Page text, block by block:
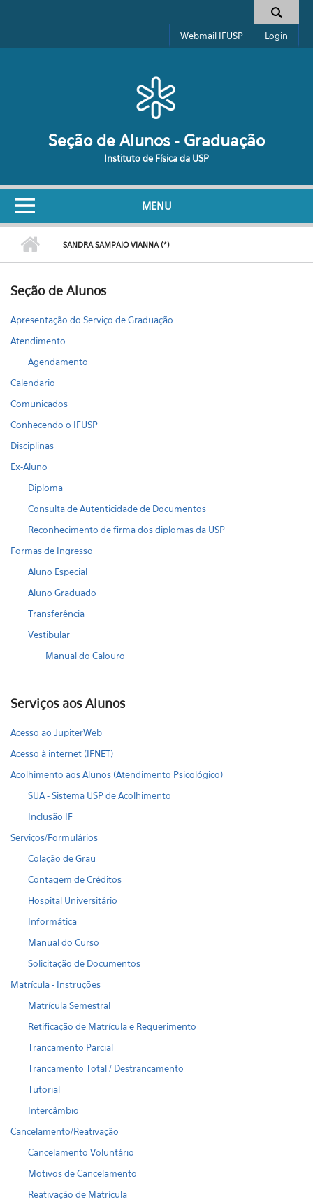
Formulário de busca
Webmail IFUSP Login
Seção de Alunos - Graduação
Instituto de Física da USP
MENU
SANDRA SAMPAIO VIANNA (*)
Seção de Alunos
Apresentação do Serviço de Graduação
Atendimento
Agendamento
Calendario
Comunicados
Conhecendo o IFUSP
Disciplinas
Ex-Aluno
Diploma
Consulta de Autenticidade de Documentos
Reconhecimento de firma dos diplomas da USP
Formas de Ingresso
Aluno Especial
Aluno Graduado
Transferência
Vestibular
Manual do Calouro
Serviços aos Alunos
Acesso ao JupiterWeb
Acesso à internet (IFNET)
Acolhimento aos Alunos (Atendimento Psicológico)
SUA - Sistema USP de Acolhimento
Inclusão IF
Serviços/Formulários
Colação de Grau
Contagem de Créditos
Hospital Universitário
Informática
Manual do Curso
Solicitação de Documentos
Matrícula - Instruções
Matrícula Semestral
Retificação de Matrícula e Requerimento
Trancamento Parcial
Trancamento Total / Destrancamento
Tutorial
Intercâmbio
Cancelamento/Reativação
Cancelamento Voluntário
Motivos de Cancelamento
Reativação de Matrícula